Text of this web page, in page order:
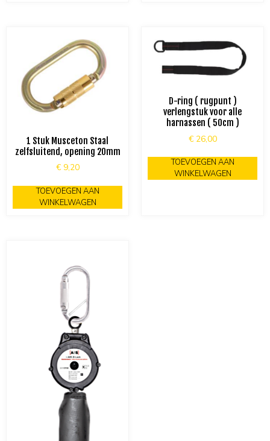
1 Stuk Musceton Staal
zelfsluitend, opening 20mm
€9,20
TOEVOEGEN AAN
WINKELWAGEN
D-ring ( rugpunt )
verlengstuk voor alle
harnassen ( 50cm )
€26,00
TOEVOEGEN AAN
WINKELWAGEN